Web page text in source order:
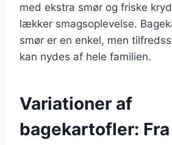
med ekstra smør og friske
lækker smagsoplevelse.
smør er en enkel, men
kan nydes af hele familien.
Variationer af
bagekartofler: